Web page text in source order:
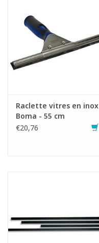
Raclette vitres en inox
Boma - 55 cm
€20,76